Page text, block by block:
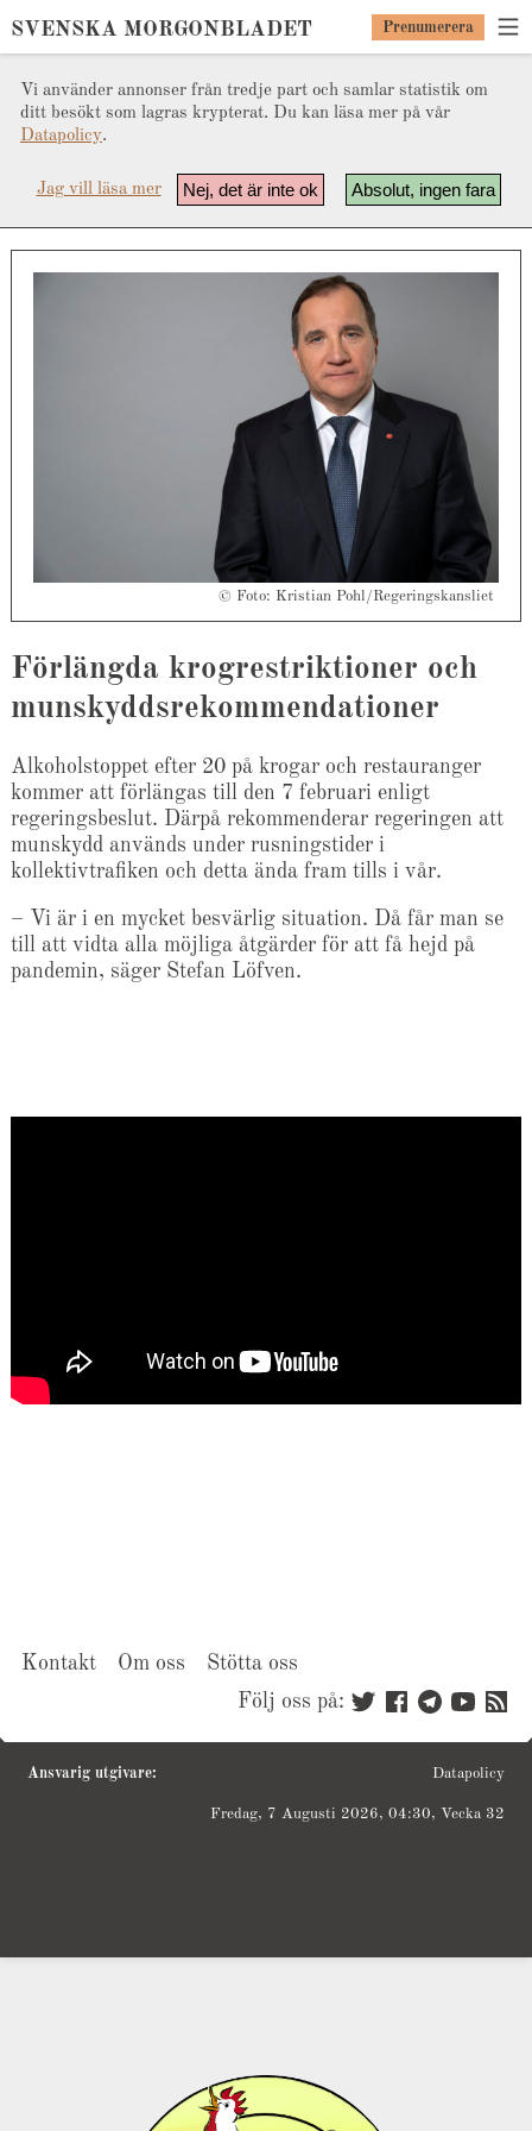
Vi använder annonser från tredje part och samlar statistik om
ditt besökt som lagras krypterat. Du kan läsa mer på vår
Datapolicy.
Absolut, ingen fara
Nej, det är inte ok
Jag vill läsa mer
SVENSKA MORGONBLADET Prenumerera
© Foto: Kristian Pohl/Regeringskansliet
Förlängda krogrestriktioner och
munskyddsrekommendationer
Alkoholstoppet efter 20 på krogar och restauranger
kommer att förlängas till den 7 februari enligt
regeringsbeslut. Därpå rekommenderar regeringen att
munskydd används under rusningstider i
kollektivtrafiken och detta ända fram tills i vår.
– Vi är i en mycket besvärlig situation. Då får man se
till att vidta alla möjliga åtgärder för att få hejd på
pandemin, säger Stefan Löfven.
Kontakt Om oss
Stötta oss
Följ oss på:
Ansvarig utgivare: Datapolicy
Fredag, 7 Augusti 2026, 04:30, Vecka 32